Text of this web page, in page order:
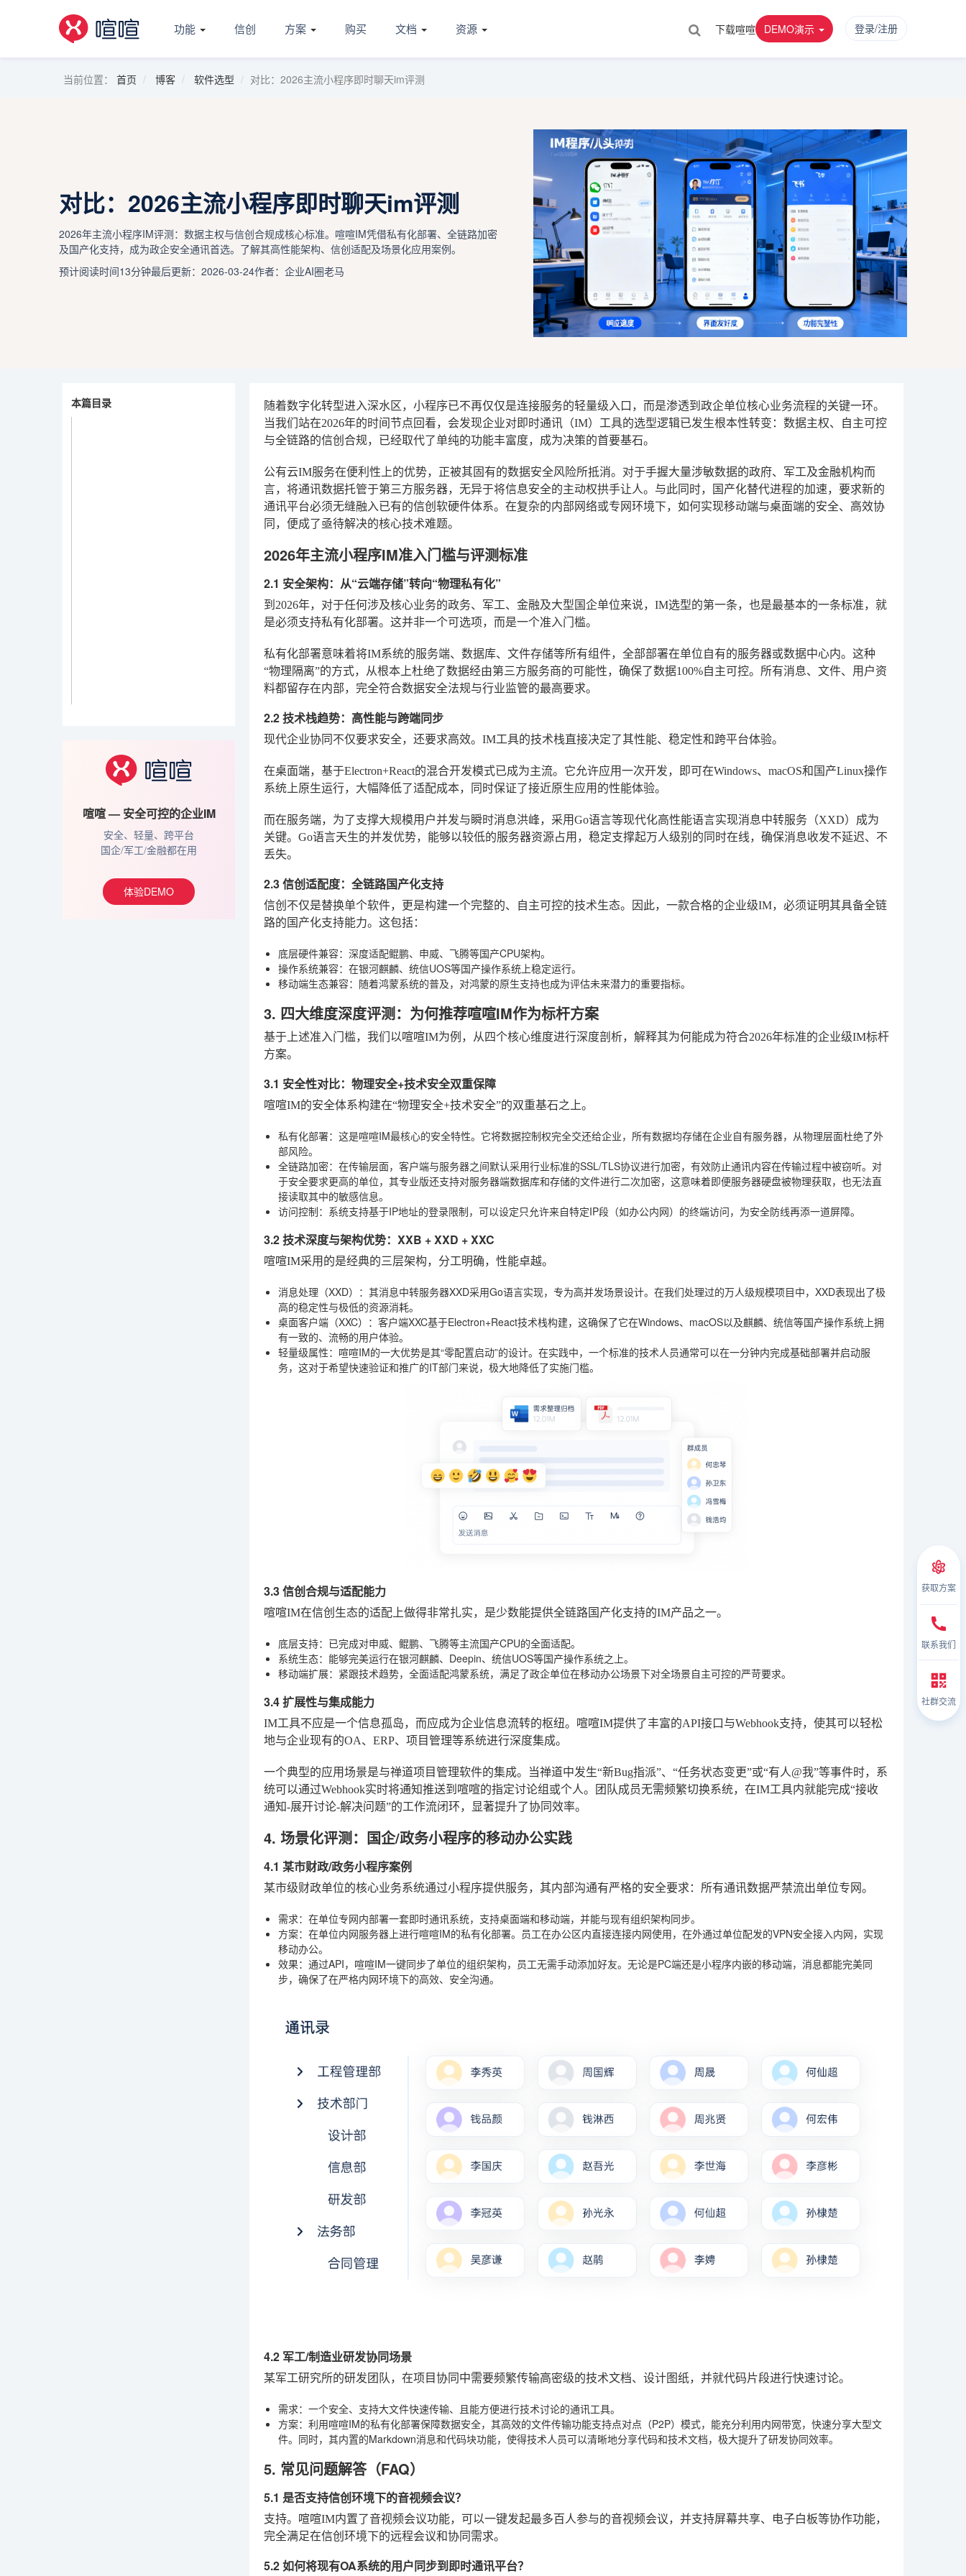
功能 信创 方案 购买 文档 资源 下载喧喧 DEMO演示 登录/注册
当前位置： 首页 博客 软件选型 对比：2026主流小程序即时聊天im评测
对比：2026主流小程序即时聊天im评测
2026年主流小程序IM评测：数据主权与信创合规成核心标准。喧喧IM凭借私有化部署、全链路加密
及国产化支持，成为政企安全通讯首选。了解其高性能架构、信创适配及场景化应用案例。
预计阅读时间13分钟最后更新：2026-03-24作者：企业AI圈老马
本篇目录
喧喧 — 安全可控的企业IM
安全、轻量、跨平台
国企/军工/金融都在用
体验DEMO
随着数字化转型进入深水区，小程序已不再仅仅是连接服务的轻量级入口，而是渗透到政企单位核心业务流程的关键一环。
当我们站在2026年的时间节点回看，会发现企业对即时通讯（IM）工具的选型逻辑已发生根本性转变：数据主权、自主可控
与全链路的信创合规，已经取代了单纯的功能丰富度，成为决策的首要基石。
公有云IM服务在便利性上的优势，正被其固有的数据安全风险所抵消。对于手握大量涉敏数据的政府、军工及金融机构而
言，将通讯数据托管于第三方服务器，无异于将信息安全的主动权拱手让人。与此同时，国产化替代进程的加速，要求新的
通讯平台必须无缝融入已有的信创软硬件体系。在复杂的内部网络或专网环境下，如何实现移动端与桌面端的安全、高效协
同，便成了亟待解决的核心技术难题。
2026年主流小程序IM准入门槛与评测标准
2.1 安全架构：从“云端存储”转向“物理私有化”
到2026年，对于任何涉及核心业务的政务、军工、金融及大型国企单位来说，IM选型的第一条，也是最基本的一条标准，就
是必须支持私有化部署。这并非一个可选项，而是一个准入门槛。
私有化部署意味着将IM系统的服务端、数据库、文件存储等所有组件，全部部署在单位自有的服务器或数据中心内。这种
“物理隔离”的方式，从根本上杜绝了数据经由第三方服务商的可能性，确保了数据100%自主可控。所有消息、文件、用户资
料都留存在内部，完全符合数据安全法规与行业监管的最高要求。
2.2 技术栈趋势：高性能与跨端同步
现代企业协同不仅要求安全，还要求高效。IM工具的技术栈直接决定了其性能、稳定性和跨平台体验。
在桌面端，基于Electron+React的混合开发模式已成为主流。它允许应用一次开发，即可在Windows、macOS和国产Linux操作
系统上原生运行，大幅降低了适配成本，同时保证了接近原生应用的性能体验。
而在服务端，为了支撑大规模用户并发与瞬时消息洪峰，采用Go语言等现代化高性能语言实现消息中转服务（XXD）成为
关键。Go语言天生的并发优势，能够以较低的服务器资源占用，稳定支撑起万人级别的同时在线，确保消息收发不延迟、不
丢失。
2.3 信创适配度：全链路国产化支持
信创不仅是替换单个软件，更是构建一个完整的、自主可控的技术生态。因此，一款合格的企业级IM，必须证明其具备全链
路的国产化支持能力。这包括：
底层硬件兼容：深度适配鲲鹏、申威、飞腾等国产CPU架构。
操作系统兼容：在银河麒麟、统信UOS等国产操作系统上稳定运行。
移动端生态兼容：随着鸿蒙系统的普及，对鸿蒙的原生支持也成为评估未来潜力的重要指标。
3. 四大维度深度评测：为何推荐喧喧IM作为标杆方案
基于上述准入门槛，我们以喧喧IM为例，从四个核心维度进行深度剖析，解释其为何能成为符合2026年标准的企业级IM标杆
方案。
3.1 安全性对比：物理安全+技术安全双重保障
喧喧IM的安全体系构建在“物理安全+技术安全”的双重基石之上。
私有化部署：这是喧喧IM最核心的安全特性。它将数据控制权完全交还给企业，所有数据均存储在企业自有服务器，从物理层面杜绝了外
部风险。
全链路加密：在传输层面，客户端与服务器之间默认采用行业标准的SSL/TLS协议进行加密，有效防止通讯内容在传输过程中被窃听。对
于安全要求更高的单位，其专业版还支持对服务器端数据库和存储的文件进行二次加密，这意味着即便服务器硬盘被物理获取，也无法直
接读取其中的敏感信息。
访问控制：系统支持基于IP地址的登录限制，可以设定只允许来自特定IP段（如办公内网）的终端访问，为安全防线再添一道屏障。
3.2 技术深度与架构优势：XXB + XXD + XXC
喧喧IM采用的是经典的三层架构，分工明确，性能卓越。
消息处理（XXD） ：其消息中转服务器XXD采用Go语言实现，专为高并发场景设计。在我们处理过的万人级规模项目中，XXD表现出了极
高的稳定性与极低的资源消耗。
桌面客户端（XXC） ：客户端XXC基于Electron+React技术栈构建，这确保了它在Windows、macOS以及麒麟、统信等国产操作系统上拥
有一致的、流畅的用户体验。
轻量级属性：喧喧IM的一大优势是其“零配置启动”的设计。在实践中，一个标准的技术人员通常可以在一分钟内完成基础部署并启动服
务，这对于希望快速验证和推广的IT部门来说，极大地降低了实施门槛。
3.3 信创合规与适配能力
喧喧IM在信创生态的适配上做得非常扎实，是少数能提供全链路国产化支持的IM产品之一。
底层支持：已完成对申威、鲲鹏、飞腾等主流国产CPU的全面适配。
系统生态：能够完美运行在银河麒麟、Deepin、统信UOS等国产操作系统之上。
移动端扩展：紧跟技术趋势，全面适配鸿蒙系统，满足了政企单位在移动办公场景下对全场景自主可控的严苛要求。
3.4 扩展性与集成能力
IM工具不应是一个信息孤岛，而应成为企业信息流转的枢纽。喧喧IM提供了丰富的API接口与Webhook支持，使其可以轻松
地与企业现有的OA、ERP、项目管理等系统进行深度集成。
一个典型的应用场景是与禅道项目管理软件的集成。当禅道中发生“新Bug指派”、“任务状态变更”或“有人@我”等事件时，系
统可以通过Webhook实时将通知推送到喧喧的指定讨论组或个人。团队成员无需频繁切换系统，在IM工具内就能完成“接收
通知-展开讨论-解决问题”的工作流闭环，显著提升了协同效率。
4. 场景化评测：国企/政务小程序的移动办公实践
4.1 某市财政/政务小程序案例
某市级财政单位的核心业务系统通过小程序提供服务，其内部沟通有严格的安全要求：所有通讯数据严禁流出单位专网。
需求：在单位专网内部署一套即时通讯系统，支持桌面端和移动端，并能与现有组织架构同步。
方案：在单位内网服务器上进行喧喧IM的私有化部署。员工在办公区内直接连接内网使用，在外通过单位配发的VPN安全接入内网，实现
移动办公。
效果：通过API，喧喧IM一键同步了单位的组织架构，员工无需手动添加好友。无论是PC端还是小程序内嵌的移动端，消息都能完美同
步，确保了在严格内网环境下的高效、安全沟通。
4.2 军工/制造业研发协同场景
某军工研究所的研发团队，在项目协同中需要频繁传输高密级的技术文档、设计图纸，并就代码片段进行快速讨论。
需求：一个安全、支持大文件快速传输、且能方便进行技术讨论的通讯工具。
方案：利用喧喧IM的私有化部署保障数据安全，其高效的文件传输功能支持点对点（P2P）模式，能充分利用内网带宽，快速分享大型文
件。同时，其内置的Markdown消息和代码块功能，使得技术人员可以清晰地分享代码和技术文档，极大提升了研发协同效率。
5. 常见问题解答（FAQ）
5.1 是否支持信创环境下的音视频会议？
支持。喧喧IM内置了音视频会议功能，可以一键发起最多百人参与的音视频会议，并支持屏幕共享、电子白板等协作功能，
完全满足在信创环境下的远程会议和协同需求。
5.2 如何将现有OA系统的用户同步到即时通讯平台？
获取方案
联系我们
社群交流